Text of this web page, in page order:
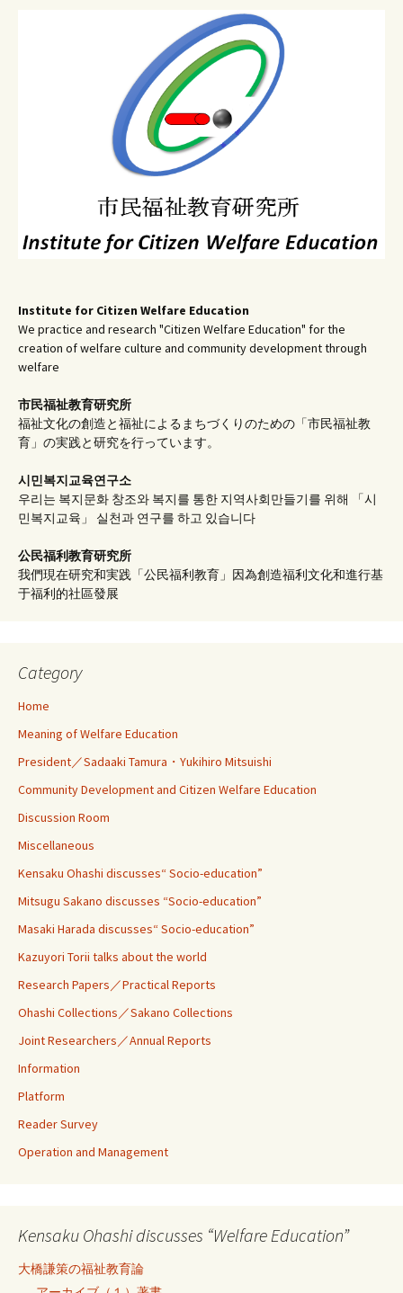
Institute for Citizen Welfare Education
We practice and research "Citizen Welfare Education" for the
creation of welfare culture and community development through
welfare
市民福祉教育研究所
福祉文化の創造と福祉によるまちづくりのための「市民福祉教
育」の実践と研究を行っています。
시민복지교육연구소
우리는 복지문화 창조와 복지를 통한 지역사회만들기를 위해 「시
민복지교육」 실천과 연구를 하고 있습니다
公民福利教育研究所
我們現在研究和実践「公民福利教育」因為創造福利文化和進行基
于福利的社區發展
Category
Home
Meaning of Welfare Education
President／Sadaaki Tamura・Yukihiro Mitsuishi
Community Development and Citizen Welfare Education
Discussion Room
Miscellaneous
Kensaku Ohashi discusses“ Socio-education”
Mitsugu Sakano discusses “Socio-education”
Masaki Harada discusses“ Socio-education”
Kazuyori Torii talks about the world
Research Papers／Practical Reports
Ohashi Collections／Sakano Collections
Joint Researchers／Annual Reports
Information
Platform
Reader Survey
Operation and Management
Kensaku Ohashi discusses “Welfare Education”
大橋謙策の福祉教育論